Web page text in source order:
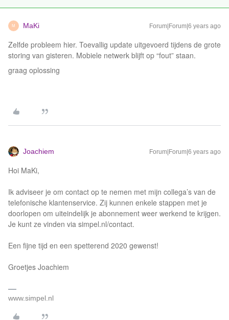
M MaKi Forum|Forum|6 years ago
Zelfde probleem hier. Toevallig update uitgevoerd tijdens de grote
storing van gisteren. Mobiele netwerk blijft op “fout” staan.
graag oplossing
Joachiem Forum|Forum|6 years ago
Hoi MaKi,
Ik adviseer je om contact op te nemen met mijn collega’s van de
telefonische klantenservice. Zij kunnen enkele stappen met je
doorlopen om uiteindelijk je abonnement weer werkend te krijgen.
Je kunt ze vinden via simpel.nl/contact.
Een fijne tijd en een spetterend 2020 gewenst!
Groetjes Joachiem
www.simpel.nl